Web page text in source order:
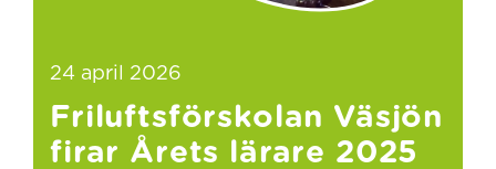
24 april 2026
Friluftsförskolan Väsjön
firar Årets lärare 2025